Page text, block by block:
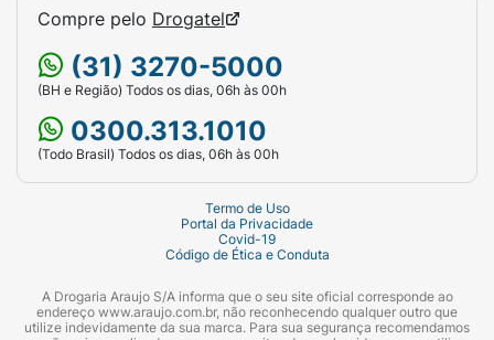
Compre pelo Drogatel
(31) 3270-5000
(BH e Região) Todos os dias, 06h às 00h
0300.313.1010
(Todo Brasil) Todos os dias, 06h às 00h
Termo de Uso
Portal da Privacidade
Covid-19
Código de Ética e Conduta
A Drogaria Araujo S/A informa que o seu site oficial corresponde ao
endereço www.araujo.com.br, não reconhecendo qualquer outro que
utilize indevidamente da sua marca. Para sua segurança recomendamos